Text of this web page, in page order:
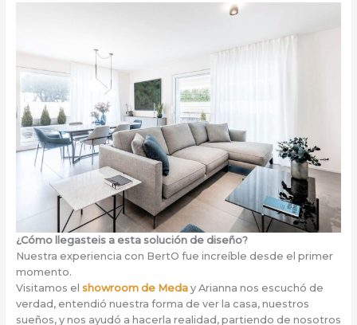
¿Cómo llegasteis a esta solución de diseño?
Nuestra experiencia con BertO fue increíble desde el primer
momento.
Visitamos el showroom de Meday Arianna nos escuchó de
verdad, entendió nuestra forma de ver la casa, nuestros
sueños, y nos ayudó a hacerla realidad, partiendo de nosotros